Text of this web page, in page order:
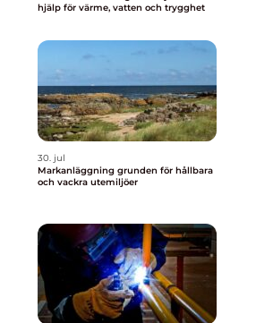
hjälp för värme, vatten och trygghet
30. jul
Markanläggning grunden för hållbara
och vackra utemiljöer